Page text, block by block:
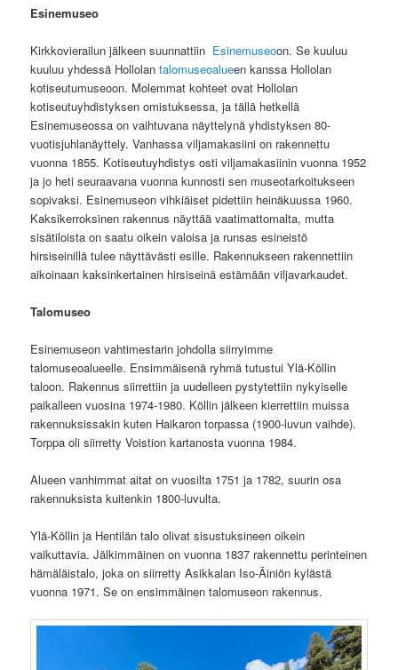
Esinemuseo
Kirkkovierailun jälkeen suunnattiin Esinemuseoon. Se kuuluu
kuuluu yhdessä Hollolantalomuseoalueen kanssa Hollolan
kotiseutumuseoon. Molemmat kohteet ovat Hollolan
kotiseutuyhdistyksen omistuksessa, ja tällä hetkellä
Esinemuseossa on vaihtuvana näyttelynä yhdistyksen 80-
vuotisjuhlanäyttely. Vanhassa viljamakasiini on rakennettu
vuonna 1855. Kotiseutuyhdistys osti viljamakasiinin vuonna 1952
ja jo heti seuraavana vuonna kunnosti sen museotarkoitukseen
sopivaksi. Esinemuseon vihkiäiset pidettiin heinäkuussa 1960.
Kaksikerroksinen rakennus näyttää vaatimattomalta, mutta
sisätiloista on saatu oikein valoisa ja runsas esineistö
hirsiseinillä tulee näyttävästi esille. Rakennukseen rakennettiin
aikoinaan kaksinkertainen hirsiseinä estämään viljavarkaudet.
Talomuseo
Esinemuseon vahtimestarin johdolla siirryimme
talomuseoalueelle. Ensimmäisenä ryhmä tutustui Ylä-Köllin
taloon. Rakennus siirrettiin ja uudelleen pystytettiin nykyiselle
paikalleen vuosina 1974-1980. Köllin jälkeen kierrettiin muissa
rakennuksissakin kuten Haikaron torpassa (1900-luvun vaihde).
Torppa oli siirretty Voistion kartanosta vuonna 1984.
Alueen vanhimmat aitat on vuosilta 1751 ja 1782, suurin osa
rakennuksista kuitenkin 1800-luvulta.
Ylä-Köllin ja Hentilän talo olivat sisustuksineen oikein
vaikuttavia. Jälkimmäinen on vuonna 1837 rakennettu perinteinen
hämäläistalo, joka on siirretty Asikkalan Iso-Äiniön kylästä
vuonna 1971. Se on ensimmäinen talomuseon rakennus.